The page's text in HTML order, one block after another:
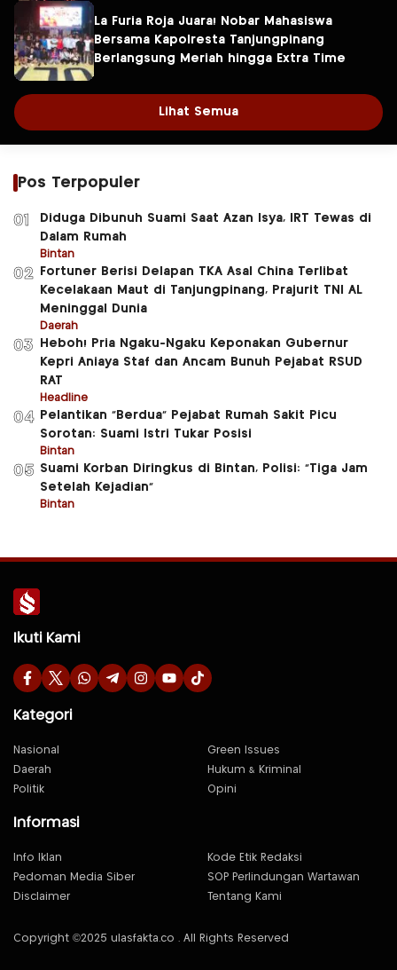
La Furia Roja Juara! Nobar Mahasiswa
Bersama Kapolresta Tanjungpinang
Berlangsung Meriah hingga Extra Time
Lihat Semua
Pos Terpopuler
01
Diduga Dibunuh Suami Saat Azan Isya, IRT Tewas di
Dalam Rumah
Bintan
02
Fortuner Berisi Delapan TKA Asal China Terlibat
Kecelakaan Maut di Tanjungpinang, Prajurit TNI AL
Meninggal Dunia
Daerah
03
Heboh! Pria Ngaku-Ngaku Keponakan Gubernur
Kepri Aniaya Staf dan Ancam Bunuh Pejabat RSUD
RAT
Headline
04
Pelantikan “Berdua” Pejabat Rumah Sakit Picu
Sorotan: Suami Istri Tukar Posisi
Bintan
05 Suami Korban Diringkus di Bintan, Polisi: “Tiga Jam
Setelah Kejadian”
Bintan
Ikuti Kami
Kategori
Nasional
Green Issues
Daerah
Hukum & Kriminal
Politik
Opini
Informasi
Info Iklan
Kode Etik Redaksi
Pedoman Media Siber
SOP Perlindungan Wartawan
Disclaimer
Tentang Kami
Copyright ©2025 ulasfakta.co . All Rights Reserved